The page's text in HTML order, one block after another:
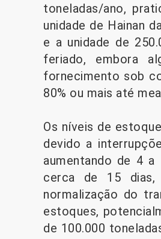
toneladas/ano,
unidade de Hainan
e a unidade de
feriado, embora
fornecimento sob
80% ou mais até
Os níveis de
devido a
aumentando de 4
cerca de 15
normalização do
estoques,
de 100.000